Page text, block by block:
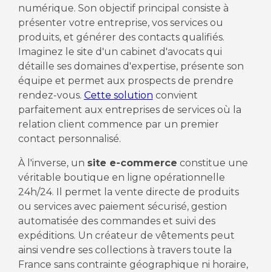
numérique. Son objectif principal consiste à
présenter votre entreprise, vos services ou
produits, et générer des contacts qualifiés.
Imaginez le site d'un cabinet d'avocats qui
détaille ses domaines d'expertise, présente son
équipe et permet aux prospects de prendre
rendez-vous. Cette solution convient
parfaitement aux entreprises de services où la
relation client commence par un premier
contact personnalisé.
À l'inverse, un site e-commerce constitue une
véritable boutique en ligne opérationnelle
24h/24. Il permet la vente directe de produits
ou services avec paiement sécurisé, gestion
automatisée des commandes et suivi des
expéditions. Un créateur de vêtements peut
ainsi vendre ses collections à travers toute la
France sans contrainte géographique ni horaire,